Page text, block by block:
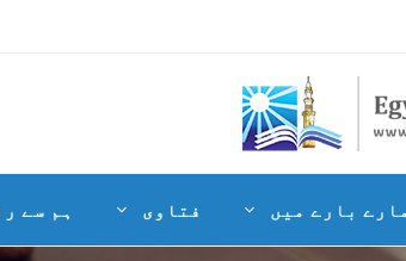
بارے میں فتاوی ہم سے